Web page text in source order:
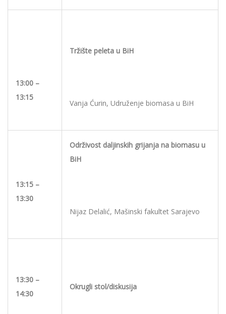
13:00 –
13:15
Tržište peleta u BiH
Vanja Ćurin, Udruženje biomasa u BiH
13:15 –
13:30
Održivost daljinskih grijanja na biomasu u
BiH
Nijaz Delalić, Mašinski fakultet Sarajevo
13:30 –
14:30
Okrugli stol/diskusija